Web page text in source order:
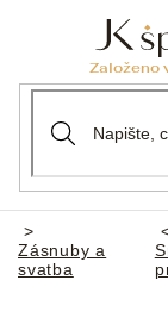
Domů
Zásnuby a
svatba